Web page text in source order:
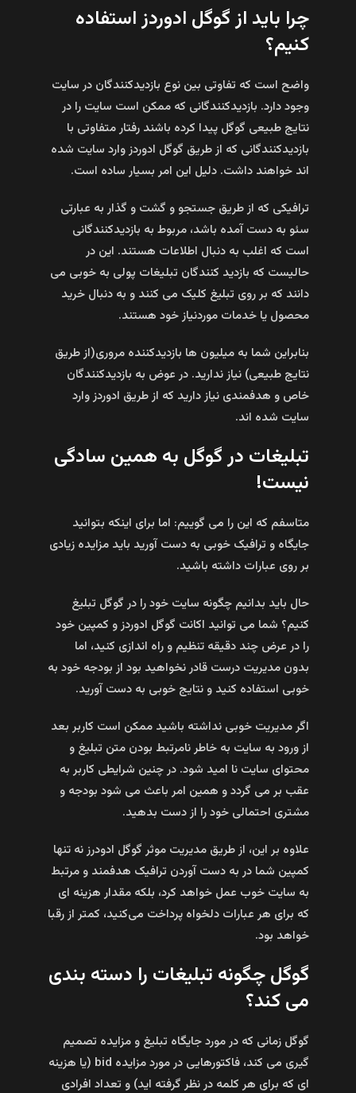
چرا باید از گوگل ادوردز استفاده
کنیم؟
واضح است که تفاوتی بین نوع بازدیدکنندگان در سایت
وجود دارد. بازدیدکنندگانی که ممکن است سایت را در
نتایج طبیعی گوگل پیدا کرده باشند رفتار متفاوتی با
بازدیدکنندگانی که از طریق گوگل ادوردز وارد سایت شده
اند خواهند داشت. دلیل این امر بسیار ساده است.
ترافیکی که از طریق جستجو و گشت و گذار به عبارتی
سئو به دست آمده باشد، مربوط به بازدیدکنندگانی
است که اغلب به دنبال اطلاعات هستند. این در
حالیست که بازدید کنندگان تبلیغات پولی به خوبی می
دانند که بر روی تبلیغ کلیک می کنند و به دنبال خرید
محصول یا خدمات موردنیاز خود هستند.
بنابراین شما به میلیون ها بازدیدکننده مروری(از طریق
نتایج طبیعی) نیاز ندارید. در عوض به بازدیدکنندگان
خاص و هدفمندی نیاز دارید که از طریق ادوردز وارد
سایت شده اند.
تبلیغات در گوگل به همین سادگی
نیست!
متاسفم که این را می گوییم: اما برای اینکه بتوانید
جایگاه و ترافیک خوبی به دست آورید باید مزایده زیادی
بر روی عبارات داشته باشید.
حال باید بدانیم چگونه سایت خود را در گوگل تبلیغ
کنیم؟ شما می توانید اکانت گوگل ادوردز و کمپین خود
را در عرض چند دقیقه تنظیم و راه اندازی کنید، اما
بدون مدیریت درست قادر نخواهید بود از بودجه خود به
خوبی استفاده کنید و نتایج خوبی به دست آورید.
اگر مدیریت خوبی نداشته باشید ممکن است کاربر بعد
از ورود به سایت به خاطر نامرتبط بودن متن تبلیغ و
محتوای سایت نا امید شود. در چنین شرایطی کاربر به
عقب بر می گردد و همین امر باعث می شود بودجه و
مشتری احتمالی خود را از دست بدهید.
علاوه بر این، از طریق مدیریت موثر گوگل ادودرز نه تنها
کمپین شما در به دست آوردن ترافیک هدفمند و مرتبط
به سایت خوب عمل خواهد کرد، بلکه مقدار هزینه ای
که برای هر عبارات دلخواه پرداخت می‌کنید، کمتر از رقبا
خواهد بود.
گوگل چگونه تبلیغات را دسته بندی
می‌ کند؟
گوگل زمانی که در مورد جایگاه تبلیغ و مزایده تصمیم
گیری می‌ کند، فاکتورهایی در مورد مزایده bid (یا هزینه‌
ای که برای هر کلمه در نظر گرفته‌ اید) و تعداد افرادی